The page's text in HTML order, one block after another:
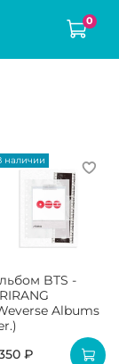
0
наличии
BTS -
Albums
₽